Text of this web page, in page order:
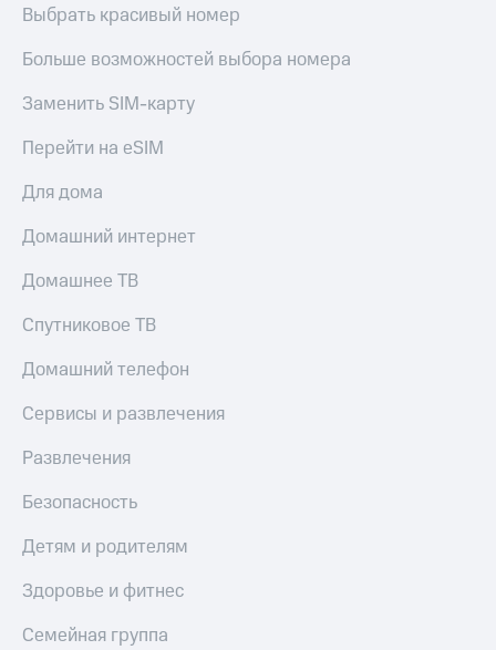
Выбрать красивый номер
Больше возможностей выбора номера
Заменить SIM-карту
Перейти на eSIM
Для дома
Домашний интернет
Домашнее ТВ
Спутниковое ТВ
Домашний телефон
Сервисы и развлечения
Развлечения
Безопасность
Детям и родителям
Здоровье и фитнес
Семейная группа